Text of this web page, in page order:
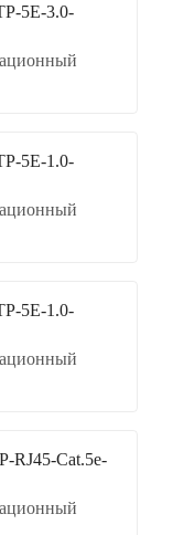
5E-3.0-
5E-1.0-
5E-1.0-
RJ45-Cat.5e-